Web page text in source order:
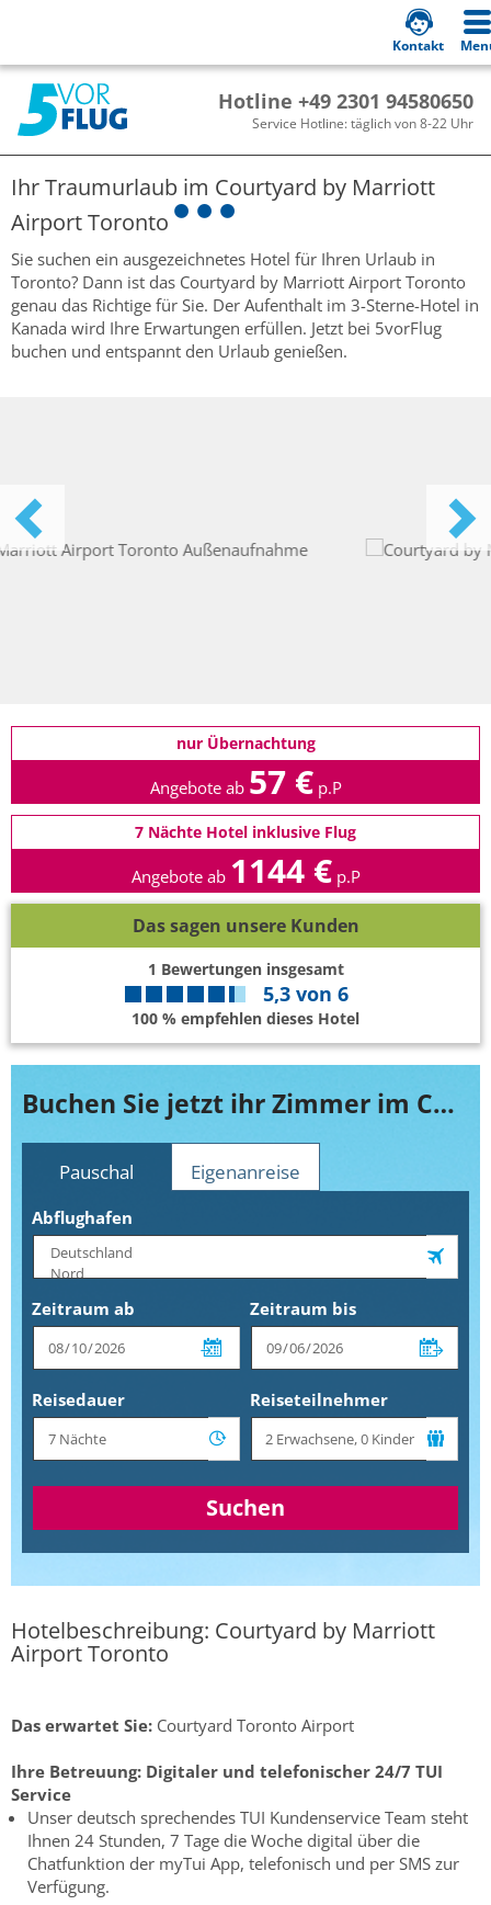
Hotline +49 2301 94580650
Service Hotline: täglich von 8-22 Uhr
Kontakt
Ihr Traumurlaub im Courtyard by Marriott
Airport Toronto
Sie suchen ein ausgezeichnetes Hotel für Ihren Urlaub in
Toronto? Dann ist das Courtyard by Marriott Airport Toronto
genau das Richtige für Sie. Der Aufenthalt im 3-Sterne-Hotel in
Kanada wird Ihre Erwartungen erfüllen. Jetzt bei 5vorFlug
buchen und entspannt den Urlaub genießen.
nur Übernachtung
Angebote ab 57 € p.P
7 Nächte Hotel inklusive Flug
Angebote ab 1144 € p.P
Das sagen unsere Kunden
1 Bewertungen insgesamt
5,3 von 6
100 % empfehlen dieses Hotel
Buchen Sie jetzt ihr Zimmer im Courtyard by Marriott Airport Toronto
Pauschal Eigenanreise
Abflughafen
Zeitraum ab Zeitraum bis
Reisedauer Reiseteilnehmer
Suchen
Hotelbeschreibung: Courtyard by Marriott
Airport Toronto
Das erwartet Sie: Courtyard Toronto Airport
Ihre Betreuung: Digitaler und telefonischer 24/7 TUI
Service
Unser deutsch sprechendes TUI Kundenservice Team steht
Ihnen 24 Stunden, 7 Tage die Woche digital über die
Chatfunktion der myTui App, telefonisch und per SMS zur
Verfügung.